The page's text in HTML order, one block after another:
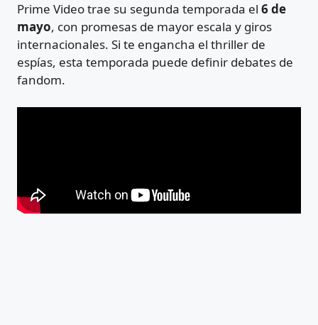
Prime Video trae su segunda temporada el 6 de
mayo, con promesas de mayor escala y giros
internacionales. Si te engancha el thriller de
espías, esta temporada puede definir debates de
fandom.